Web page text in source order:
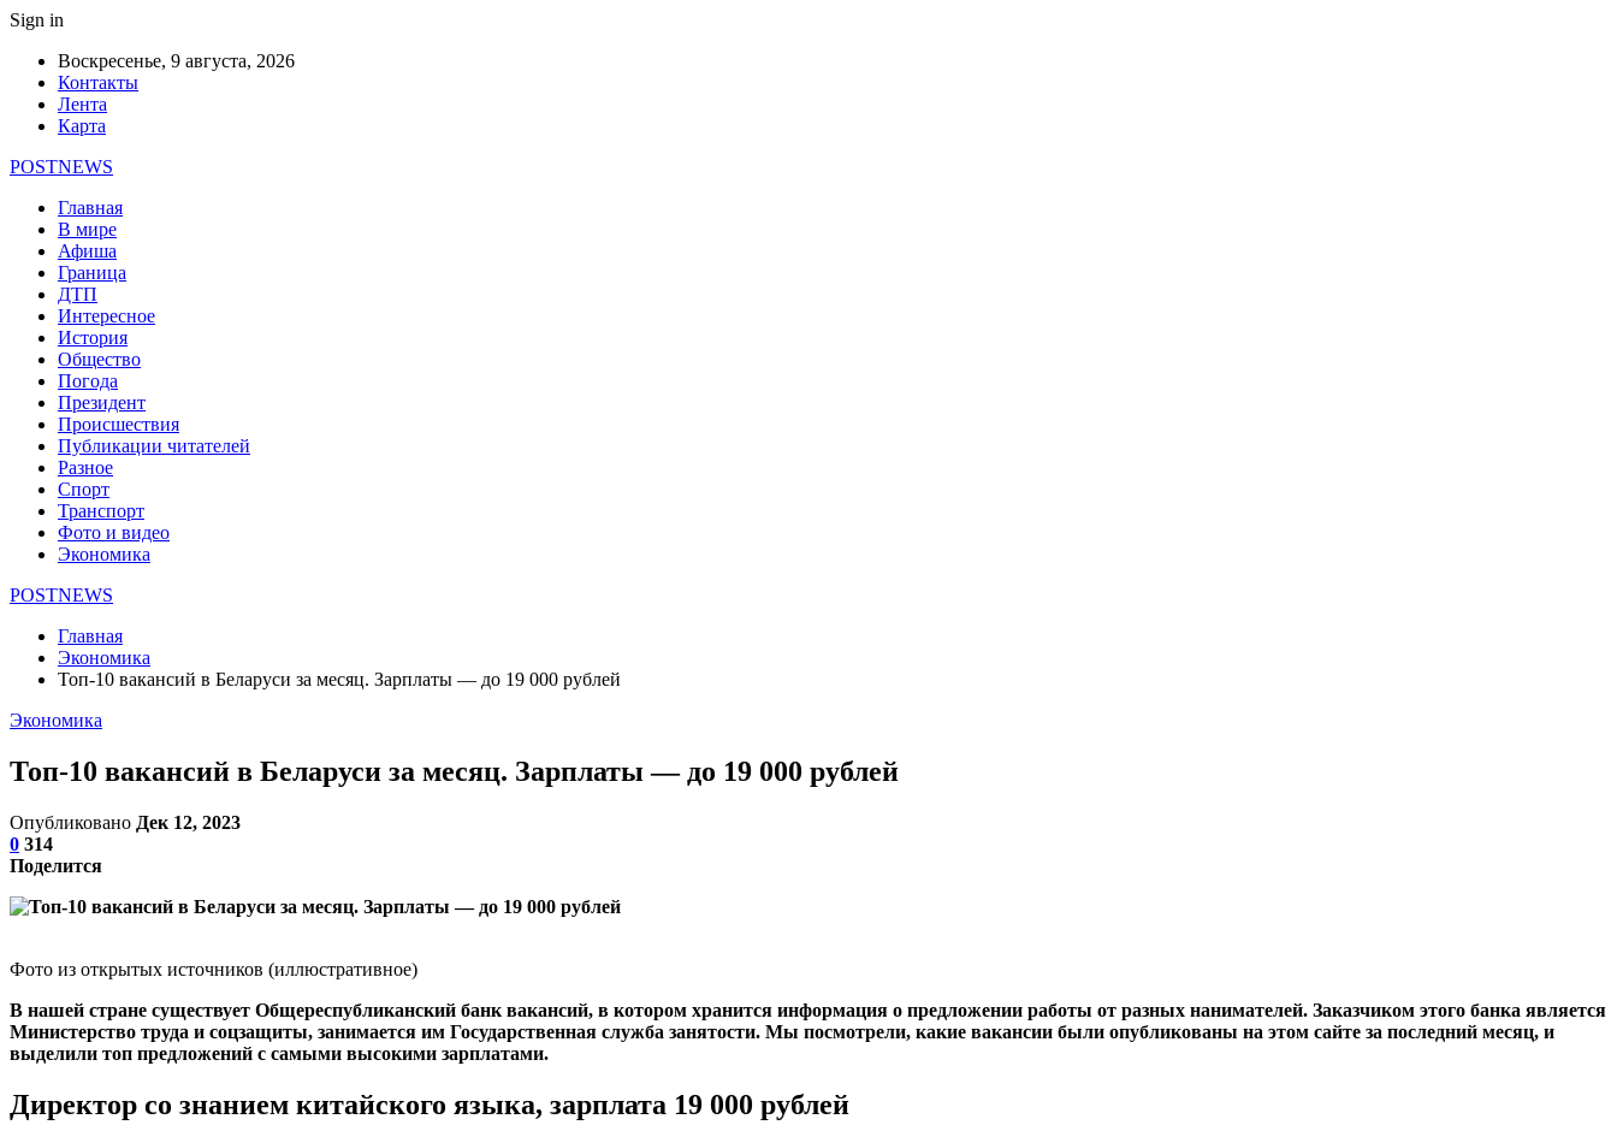
Sign in
Воскресенье, 9 августа, 2026
Контакты
Лента
Карта
POSTNEWS
Главная
В мире
Афиша
Граница
ДТП
Интересное
История
Общество
Погода
Президент
Происшествия
Публикации читателей
Разное
Спорт
Транспорт
Фото и видео
Экономика
POSTNEWS
Главная
Экономика
Топ-10 вакансий в Беларуси за месяц. Зарплаты — до 19 000 рублей
Экономика
Топ-10 вакансий в Беларуси за месяц. Зарплаты — до 19 000 рублей
Опубликовано Дек 12, 2023
0 314
Поделится
Фото из открытых источников (иллюстративное)
В нашей стране существует Общереспубликанский банк вакансий, в котором хранится информация о предложении работы от разных нанимателей. Заказчиком этого банка является
Министерство труда и соцзащиты, занимается им Государственная служба занятости. Мы посмотрели, какие вакансии были опубликованы на этом сайте за последний месяц, и
выделили топ предложений с самыми высокими зарплатами.
Директор со знанием китайского языка, зарплата 19 000 рублей